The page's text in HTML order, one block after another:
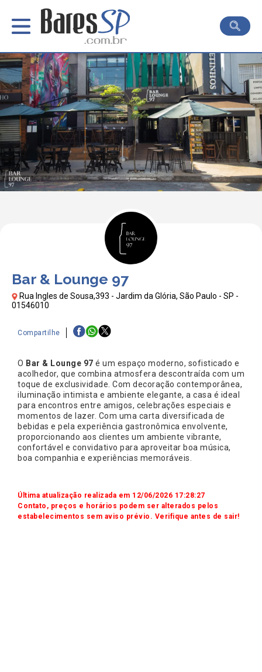
Bar & Lounge 97
Rua Ingles de Sousa,393 - Jardim da Glória, São Paulo - SP -
01546010
Compartilhe
O Bar & Lounge 97 é um espaço moderno, sofisticado e
acolhedor, que combina atmosfera descontraída com um
toque de exclusividade. Com decoração contemporânea,
iluminação intimista e ambiente elegante, a casa é ideal
para encontros entre amigos, celebrações especiais e
momentos de lazer. Com uma carta diversificada de
bebidas e pela experiência gastronômica envolvente,
proporcionando aos clientes um ambiente vibrante,
confortável e convidativo para aproveitar boa música,
boa companhia e experiências memoráveis.
Última atualização realizada em 12/06/2026 17:28:27
Contato, preços e horários podem ser alterados pelos
estabelecimentos sem aviso prévio. Verifique antes de sair!